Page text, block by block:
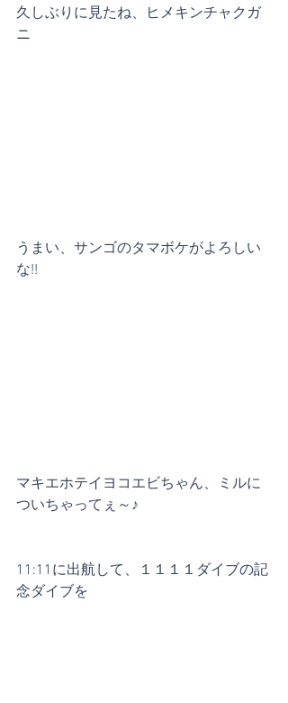
久しぶりに見たね、ヒメキンチャクガ
ニ
うまい、サンゴのタマボケがよろしい
な!!
マキエホテイヨコエビちゃん、ミルに
ついちゃってぇ～♪
11:11に出航して、１１１１ダイブの記
念ダイブを